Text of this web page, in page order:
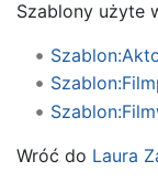
Szablony użyte
Wróć do Laura